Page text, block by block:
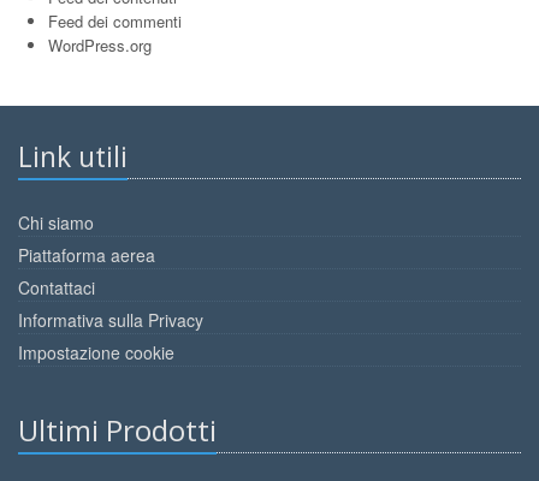
Feed dei commenti
WordPress.org
Link utili
Chi siamo
Piattaforma aerea
Contattaci
Informativa sulla Privacy
Impostazione cookie
Ultimi Prodotti